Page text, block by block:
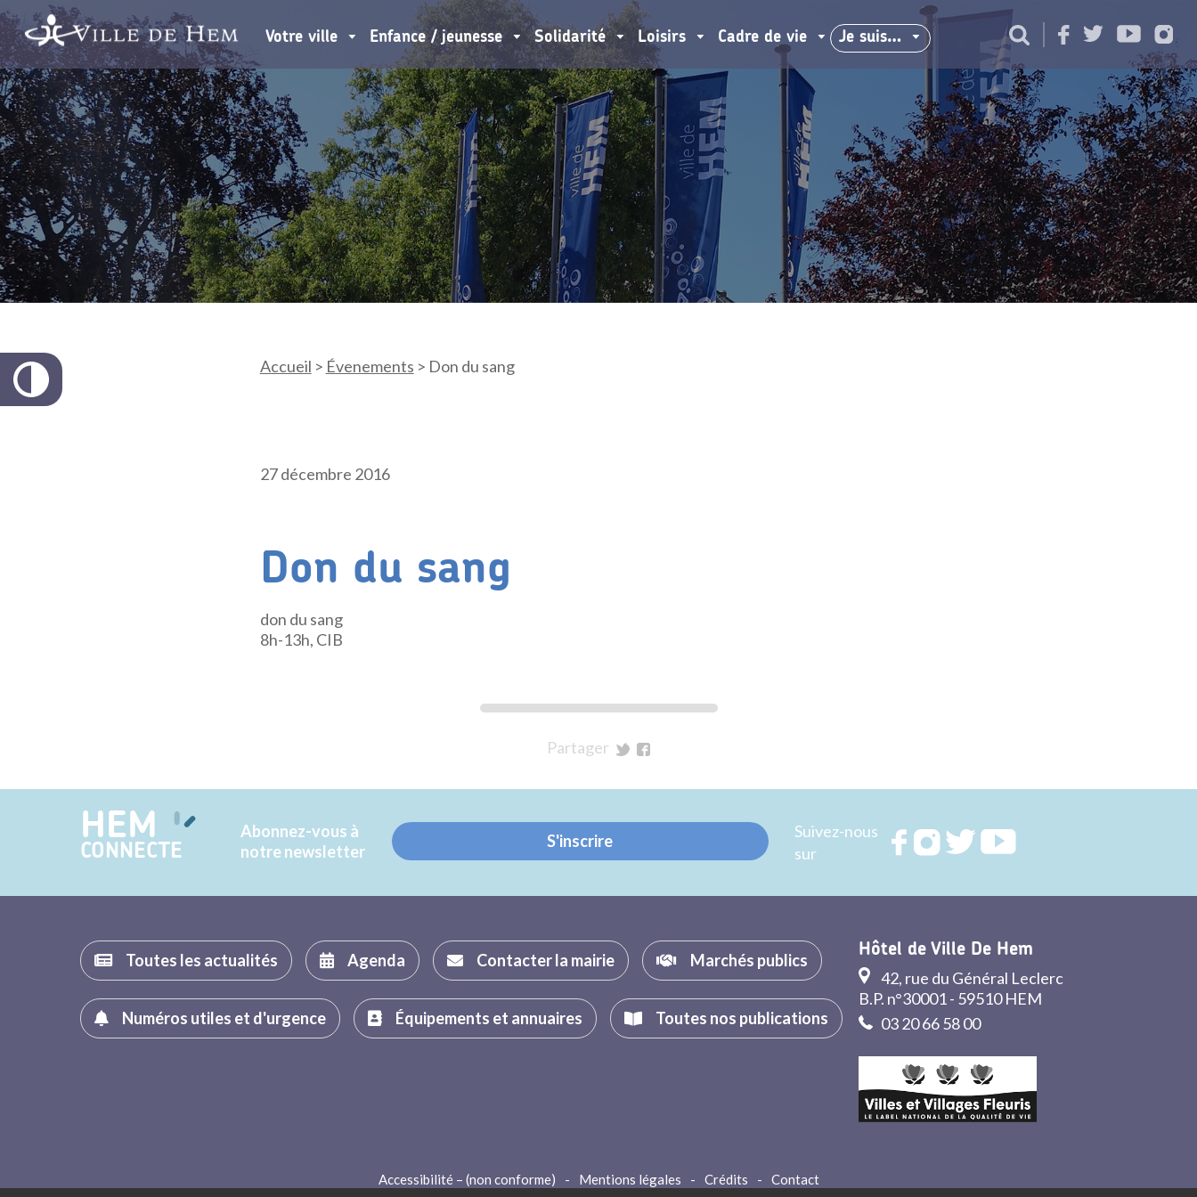
Votre ville Enfance / jeunesse Solidarité Loisirs Cadre de vie Je suis…
Accueil > Évenements > Don du sang
27 décembre 2016
Don du sang
don du sang
8h-13h, CIB
Partager
Twitter
Facebook
HEM
CONNECTE
Abonnez-vous à
notre newsletter
S'inscrire
Suivez-nous
sur
RejoignezRejoignezRejoignez
Toutes les actualités Agenda Contacter la mairie Marchés publics
Numéros utiles et d'urgence Équipements et annuaires Toutes nos publications
Hôtel de Ville De Hem
42, rue du Général Leclerc
B.P. n°30001 - 59510 HEM
03 20 66 58 00
Accessibilité – (non conforme) - Mentions légales - Crédits - Contact